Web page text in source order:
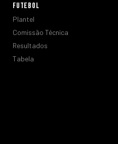
FUTEBOL
Plantel
Comissão Técnica
Resultados
Tabela